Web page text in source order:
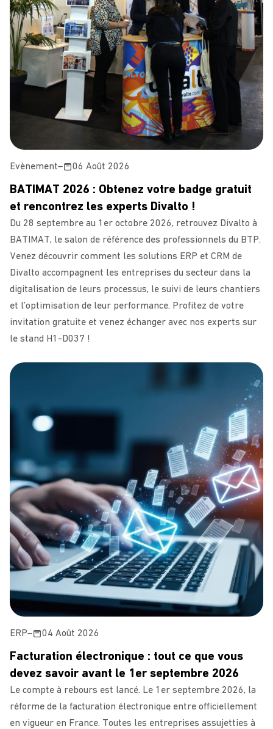
Evènement– 06 Août 2026
BATIMAT 2026 : Obtenez votre badge gratuit
et rencontrez les experts Divalto !
Du 28 septembre au 1er octobre 2026, retrouvez Divalto à
BATIMAT, le salon de référence des professionnels du BTP.
Venez découvrir comment les solutions ERP et CRM de
Divalto accompagnent les entreprises du secteur dans la
digitalisation de leurs processus, le suivi de leurs chantiers
et l’optimisation de leur performance. Profitez de votre
invitation gratuite et venez échanger avec nos experts sur
le stand H1-D037 !
ERP– 04 Août 2026
Facturation électronique : tout ce que vous
devez savoir avant le 1er septembre 2026
Le compte à rebours est lancé. Le 1er septembre 2026, la
réforme de la facturation électronique entre officiellement
en vigueur en France. Toutes les entreprises assujetties à